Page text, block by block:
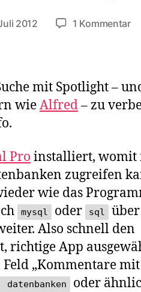
2012 1 Kommentarzu
X:
in
mit Spotlight –
wieAlfred– zu
Pro installiert, womit
zugreifen
wie das
mysql oder sql
über
Also schnell den
richtige App
„Kommentare mit
oder